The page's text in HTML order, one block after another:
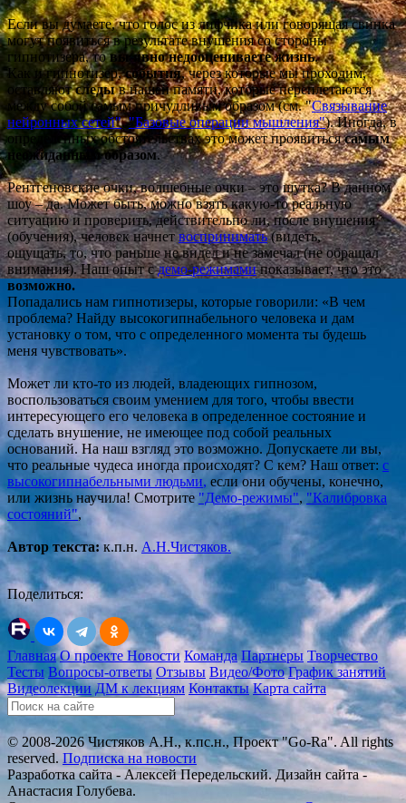
Если вы думаете, что голос из лифчика или говорящая свинка
могут появиться в результате внушения со стороны
гипнотизера, товы явно недооцениваете жизнь.
Как и гипнотизер,события, через которые мы проходим,
оставляютследыв нашей памяти, которые переплетаются
между собой самым причудливым образом (см. "Связывание
нейронных сетей","Базовые операции мышления"). Иногда, в
определенных обстоятельствах это может проявитьсясамым
неожиданным образом.
Рентгеновские очки, волшебные очки – это шутка? В данном
шоу – да. Может быть, можно взять какую-то реальную
ситуацию и проверить, действительно ли, после внушения
(обучения), человек начнетвоспринимать(видеть,
ощущать, то, что раньше не видел и не замечал (не обращал
внимания). Наш опыт сдемо-режимамипоказывает, что это
возможно.
Попадались нам гипнотизеры, которые говорили: «В чем
проблема? Найду высокогипнабельного человека и дам
установку о том, что с определенного момента ты будешь
меня чувствовать».
Может ли кто-то из людей, владеющих гипнозом,
воспользоваться своим умением для того, чтобы ввести
интересующего его человека в определенное состояние и
сделать внушение, не имеющее под собой реальных
оснований. На наш взгляд это возможно. Допускаете ли вы,
что реальные чудеса иногда происходят? С кем? Наш ответ: с
высокогипнабельными людьми, если они обучены, конечно,
или жизнь научила! Смотрите "Демо-режимы", "Калибровка
состояний",
Автор текста:к.п.н. А.Н.Чистяков.
Поделиться:
Главная О проекте Новости Команда Партнеры Творчество
Тесты Вопросы-ответы Отзывы Видео/Фото График занятий
Видеолекции ДМ к лекциям Контакты Карта сайта
© 2008-2026 Чистяков А.Н., к.пс.н., Проект "Go-Ra". All rights
reserved. Подписка на новости
Разработка сайта - Алексей Передельский. Дизайн сайта -
Анастасия Голубева.